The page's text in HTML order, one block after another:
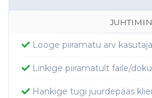
Looge piiramatu arv
Linkige piiramatult faile/
Hankige tugi juurdepääs